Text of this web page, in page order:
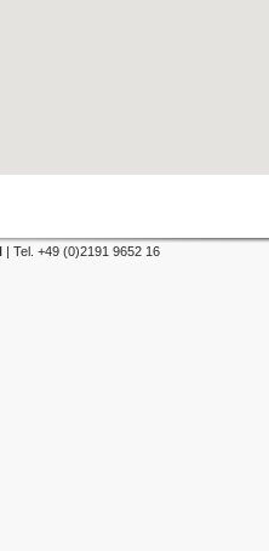
| Tel. +49 (0)2191 9652 16